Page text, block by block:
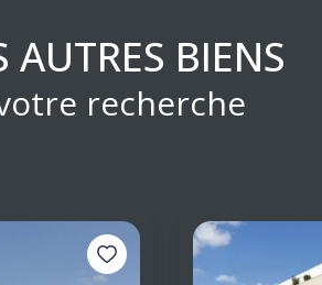
AUTRES BIENS
recherche